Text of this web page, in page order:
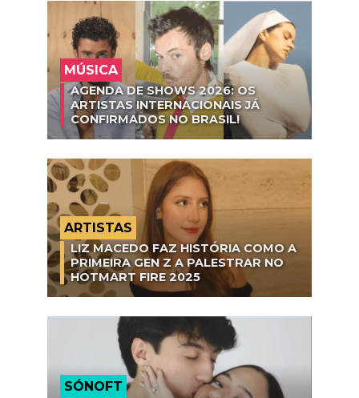
MÚSICA
AGENDA DE SHOWS 2026: OS
ARTISTAS INTERNACIONAIS JÁ
CONFIRMADOS NO BRASIL!
ARTISTAS
LIZ MACEDO FAZ HISTÓRIA COMO A
PRIMEIRA GEN Z A PALESTRAR NO
HOTMART FIRE 2025
SÓNOFT